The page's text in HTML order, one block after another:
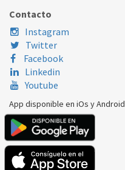
Contacto
Instagram
Twitter
Facebook
Linkedin
Youtube
App disponible en iOs y Android